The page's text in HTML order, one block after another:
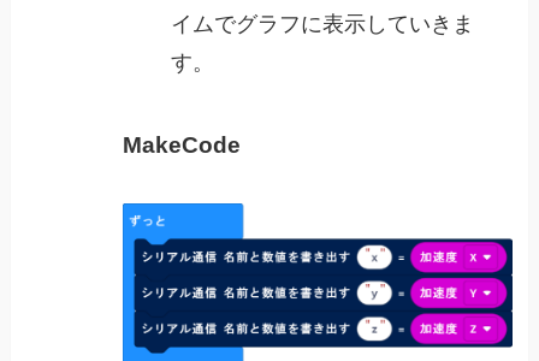
イムでグラフに表示していきま
す。
MakeCode